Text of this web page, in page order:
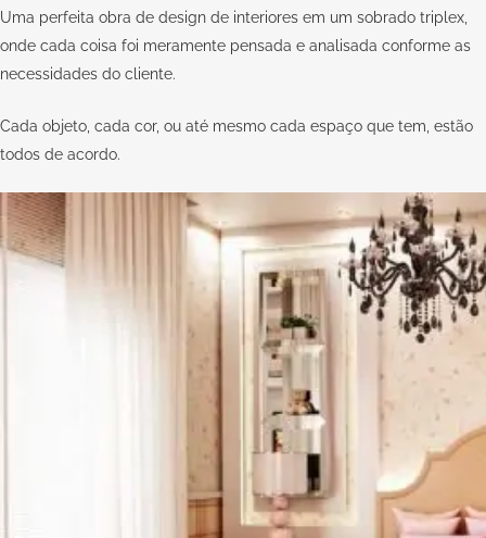
Uma perfeita obra de design de interiores em um sobrado triplex,
onde cada coisa foi meramente pensada e analisada conforme as
necessidades do cliente.
Cada objeto, cada cor, ou até mesmo cada espaço que tem, estão
todos de acordo.